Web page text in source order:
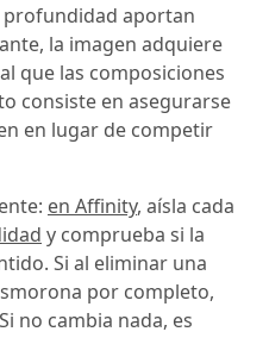
profundidad aportan
la imagen adquiere
que las composiciones
consiste en asegurarse
en lugar de competir
en Affinity, aísla cada
y comprueba si la
Si al eliminar una
por completo,
no cambia nada, es